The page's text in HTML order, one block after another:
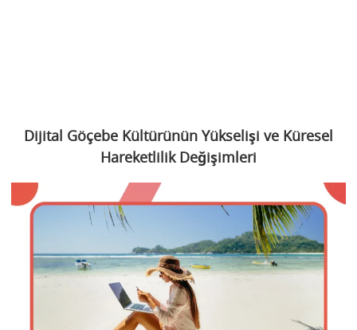
Dijital Göçebe Kültürünün Yükselişi ve Küresel
Hareketlilik Değişimleri